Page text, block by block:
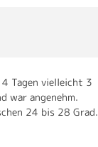
Tagen vielleicht 3
war angenehm.
24 bis 28 Grad.